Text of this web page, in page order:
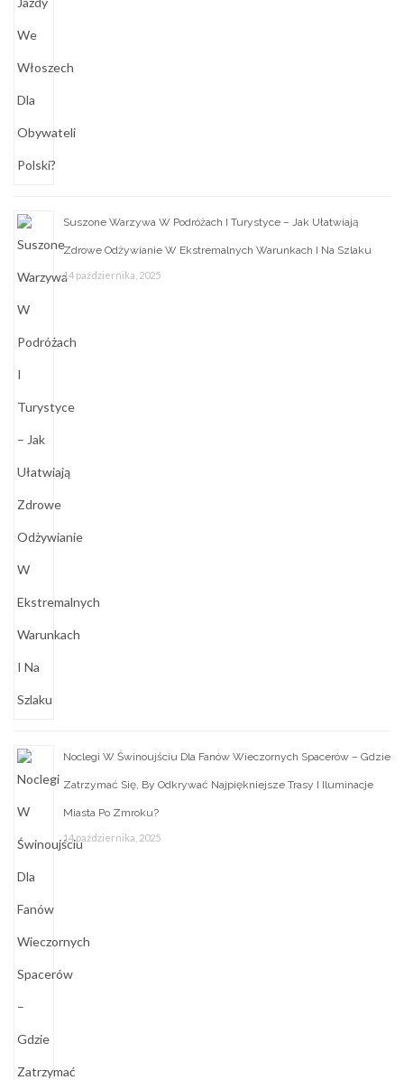
Suszone Warzywa W Podróżach I Turystyce – Jak Ułatwiają
Zdrowe Odżywianie W Ekstremalnych Warunkach I Na Szlaku
14 października, 2025
Noclegi W Świnoujściu Dla Fanów Wieczornych Spacerów – Gdzie
Zatrzymać Się, By Odkrywać Najpiękniejsze Trasy I Iluminacje
Miasta Po Zmroku?
14 października, 2025